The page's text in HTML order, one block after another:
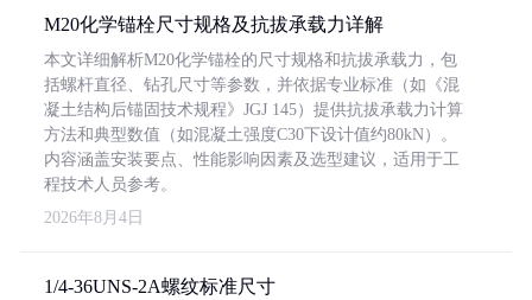
M20化学锚栓尺寸规格及抗拔承载力详解
本文详细解析M20化学锚栓的尺寸规格和抗拔承载力，包
括螺杆直径、钻孔尺寸等参数，并依据专业标准（如《混
凝土结构后锚固技术规程》JGJ 145）提供抗拔承载力计算
方法和典型数值（如混凝土强度C30下设计值约80kN）。
内容涵盖安装要点、性能影响因素及选型建议，适用于工
程技术人员参考。
2026年8月4日
1/4-36UNS-2A螺纹标准尺寸